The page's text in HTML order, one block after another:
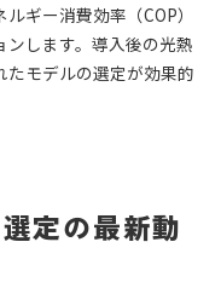
ギー消費効率（COP）
します。導入後の光熱
モデルの選定が効果的
定の最新動